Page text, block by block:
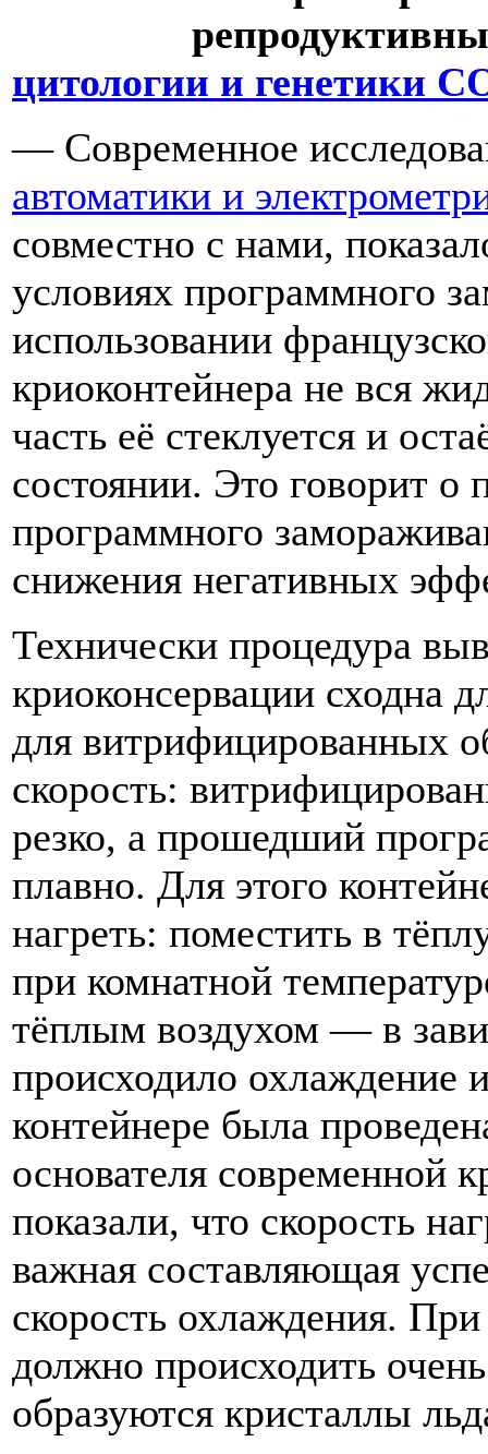
цитологии и генетики
— Современное
автоматики и
совместно с нами,
условиях программного
использовании
криоконтейнера не вся
часть её стеклуется и
состоянии. Это говорит о
программного
снижения негативных
Технически процедура
криоконсервации сходна
для витрифицированных
скорость:
резко, а прошедший
плавно. Для этого
нагреть: поместить в
при комнатной
тёплым воздухом — в
происходило охлаждение
контейнере была
основателя современной
показали, что скорость
важная составляющая
скорость охлаждения.
должно происходить
образуются кристаллы